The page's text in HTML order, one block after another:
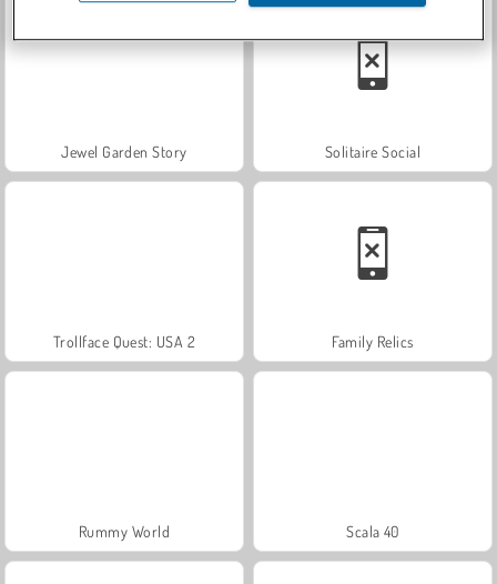
Jewel Garden Story Solitaire Social
Trollface Quest: USA 2 Family Relics
Rummy World Scala 40